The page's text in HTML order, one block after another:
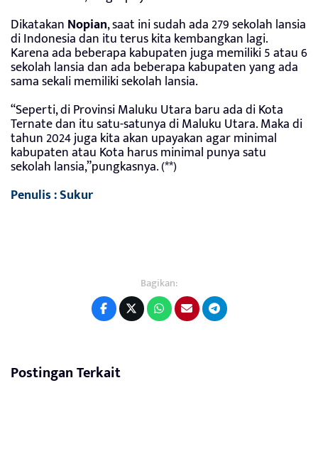
Dikatakan Nopian, saat ini sudah ada 279 sekolah lansia
di Indonesia dan itu terus kita kembangkan lagi.
Karena ada beberapa kabupaten juga memiliki 5 atau 6
sekolah lansia dan ada beberapa kabupaten yang ada
sama sekali memiliki sekolah lansia.
“Seperti, di Provinsi Maluku Utara baru ada di Kota
Ternate dan itu satu-satunya di Maluku Utara. Maka di
tahun 2024 juga kita akan upayakan agar minimal
kabupaten atau Kota harus minimal punya satu
sekolah lansia,”pungkasnya. (**)
Penulis : Sukur
Bagikan:
Postingan Terkait